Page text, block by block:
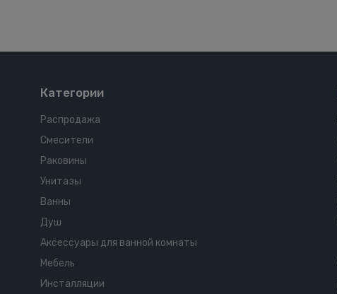
Категории
Распродажа
Смесители
Раковины
Унитазы
Ванны
Душ
Аксессуары для ванной комнаты
Мебель
Инсталляции